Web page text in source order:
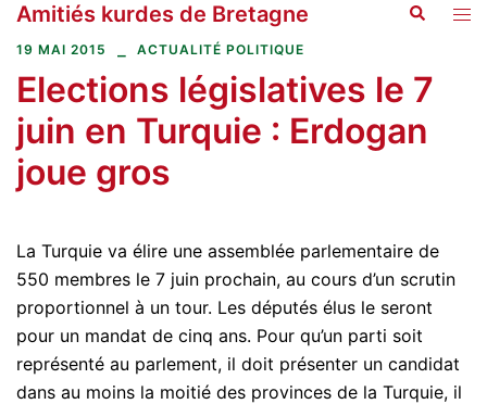
Aller
au
Amitiés kurdes de Bretagne
19 MAI 2015 ACTUALITÉ POLITIQUE
Elections législatives le 7
juin en Turquie : Erdogan
joue gros
La Turquie va élire une assemblée parlementaire de
550 membres le 7 juin prochain, au cours d’un scrutin
proportionnel à un tour. Les députés élus le seront
pour un mandat de cinq ans. Pour qu’un parti soit
représenté au parlement, il doit présenter un candidat
dans au moins la moitié des provinces de la Turquie, il